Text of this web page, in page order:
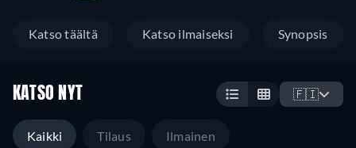
Katso täältä Katso ilmaiseksi Synopsis
KATSO NYT 🇫🇮
Kaikki Tilaus Ilmainen